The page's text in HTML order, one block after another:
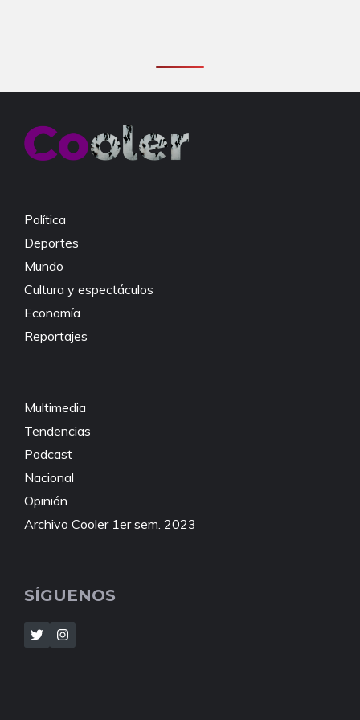
Política
Deportes
Mundo
Cultura y espectáculos
Economía
Reportajes
Multimedia
Tendencias
Podcast
Nacional
Opinión
Archivo Cooler 1er sem. 2023
SÍGUENOS